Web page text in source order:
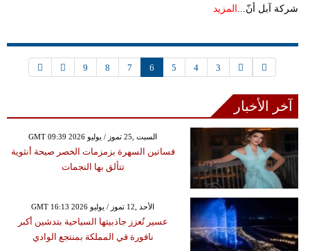
شركة آبل أنّ... المزيد
3
4
5
6
7
8
9
آخر الأخبار
GMT 09:39 2026 السبت ,25 تموز / يوليو
فساتين السهرة بزمزمات الخصر صيحة أنثوية
تتألق بها النجمات
GMT 16:13 2026 الأحد ,12 تموز / يوليو
عسير تُعزز جاذبيتها السياحية بتدشين أكبر
نافورة في المملكة بمنتجع الوادي